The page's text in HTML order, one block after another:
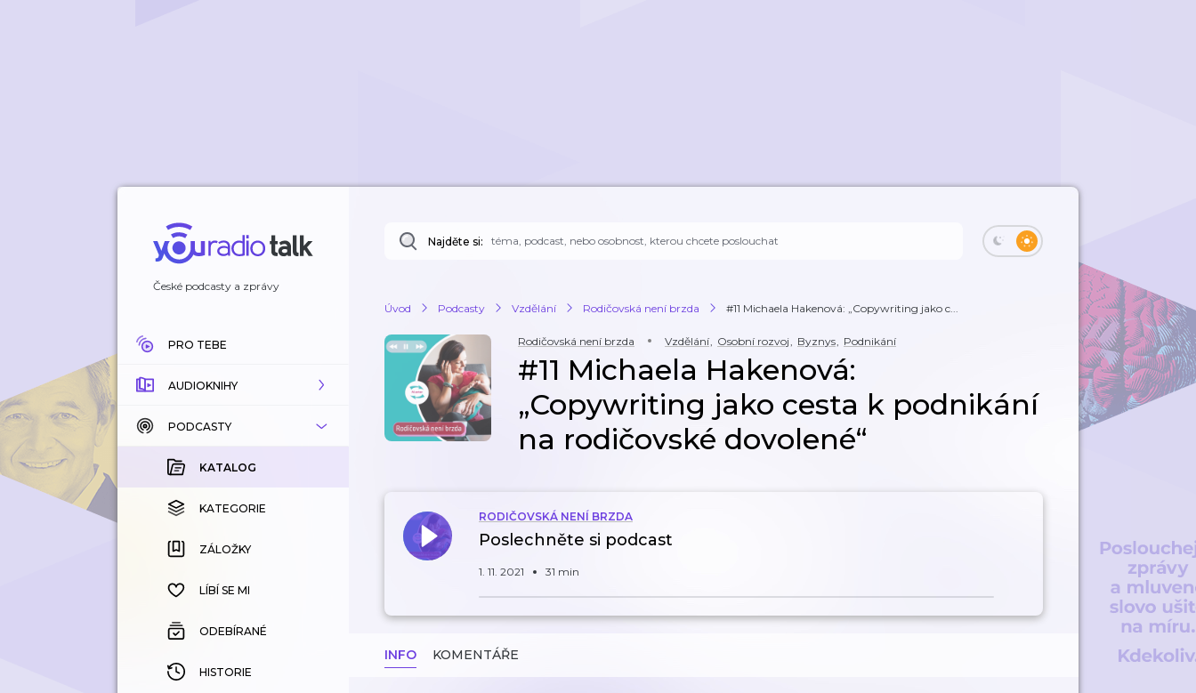
České podcasty a zprávy
PRO TEBE
AUDIOKNIHY
KATALOG
KOUPENÉ
KATEGORIE
ZÁLOŽKY
HISTORIE
PODCASTY
KATALOG
KATEGORIE
ZÁLOŽKY
LÍBÍ SE MI
ODEBÍRANÉ
HISTORIE
Najděte si:
Úvod Podcasty Vzdělání Rodičovská není brzda #11 Michaela Hakenová: „Copywriting jako c...
Rodičovská není brzda Vzdělání, Osobní rozvoj, Byznys, Podnikání
#11 Michaela Hakenová:
„Copywriting jako cesta k podnikání
na rodičovské dovolené“
RODIČOVSKÁ NENÍ BRZDA
Poslechněte si podcast
1. 11. 2021 31 min
INFO KOMENTÁŘE